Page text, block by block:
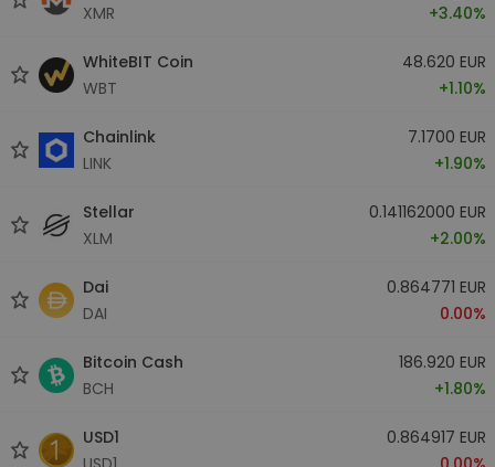
XMR
+3.40%
WhiteBIT Coin
WBT
48.620 EUR
+1.10%
Chainlink
LINK
7.1700 EUR
+1.90%
Stellar
XLM
0.141162000 EUR
+2.00%
Dai
DAI
0.864771 EUR
0.00%
Bitcoin Cash
BCH
186.920 EUR
+1.80%
USD1
0.864917 EUR